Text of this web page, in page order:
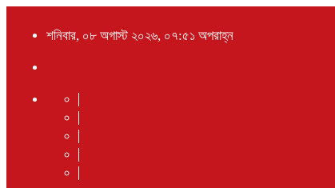
শনিবার, ০৮ অগাস্ট ২০২৬, ০৭:৫১ অপরাহ্ন